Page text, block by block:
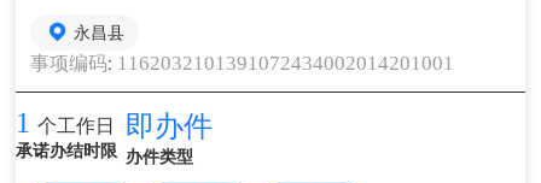
永昌县
事项编码: 1162032101391072434002014201001
1 个工作日
承诺办结时限
即办件
办件类型